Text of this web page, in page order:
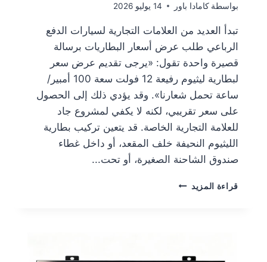
بواسطة كامادا باور 14 يوليو 2026
تبدأ العديد من العلامات التجارية لسيارات الدفع
الرباعي طلب عرض أسعار البطاريات برسالة
قصيرة واحدة تقول: «يرجى تقديم عرض سعر
لبطارية ليثيوم رفيعة 12 فولت سعة 100 أمبير/
ساعة تحمل شعارنا». وقد يؤدي ذلك إلى الحصول
على سعر تقريبي، لكنه لا يكفي لمشروع جاد
للعلامة التجارية الخاصة. قد يتعين تركيب بطارية
الليثيوم النحيفة خلف المقعد، أو داخل غطاء
صندوق الشاحنة الصغيرة، أو تحت...
قراءة المزيد